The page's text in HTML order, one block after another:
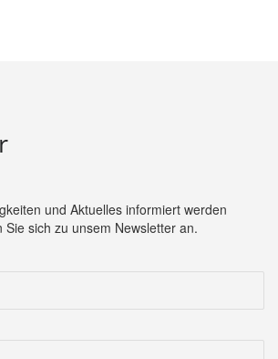
und Aktuelles informiert werden
sich zu unsem Newsletter an.